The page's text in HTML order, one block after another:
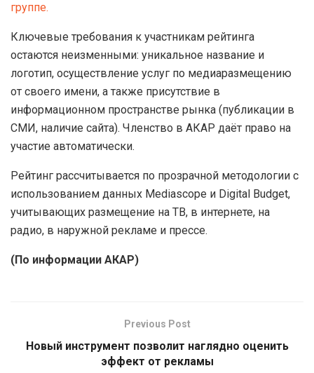
группе.
Ключевые требования к участникам рейтинга
остаются неизменными: уникальное название и
логотип, осуществление услуг по медиаразмещению
от своего имени, а также присутствие в
информационном пространстве рынка (публикации в
СМИ, наличие сайта). Членство в АКАР даёт право на
участие автоматически.
Рейтинг рассчитывается по прозрачной методологии с
использованием данных Mediascope и Digital Budget,
учитывающих размещение на ТВ, в интернете, на
радио, в наружной рекламе и прессе.
(По информации АКАР)
Previous Post
Новый инструмент позволит наглядно оценить
эффект от рекламы